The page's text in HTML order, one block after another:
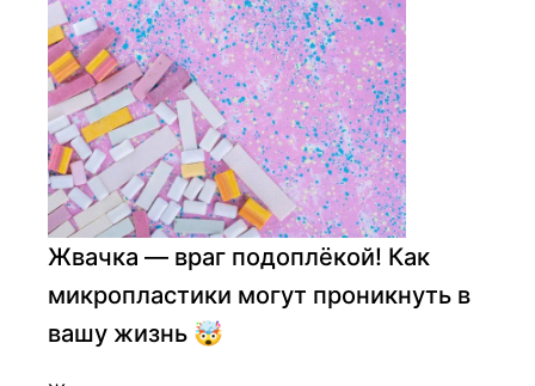
Жвачка — враг подоплёкой! Как
микропластики могут проникнуть в
вашу жизнь 🤯